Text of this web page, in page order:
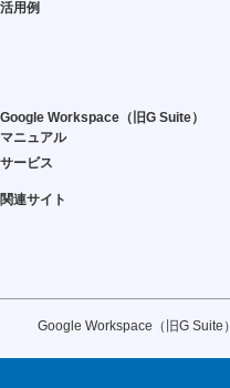
活用例
Google Workspace（旧G Suite）
マニュアル
サービス
関連サイト
Google Workspace（旧G Suite）